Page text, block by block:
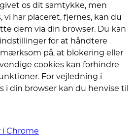
os dit samtykke, men
vi har placeret, fjernes, kan du
dem via din browser. Du kan
for at håndtere
på, at blokering eller
cookies kan forhindre
For vejledning i
i din browser kan du henvise til
Chrome